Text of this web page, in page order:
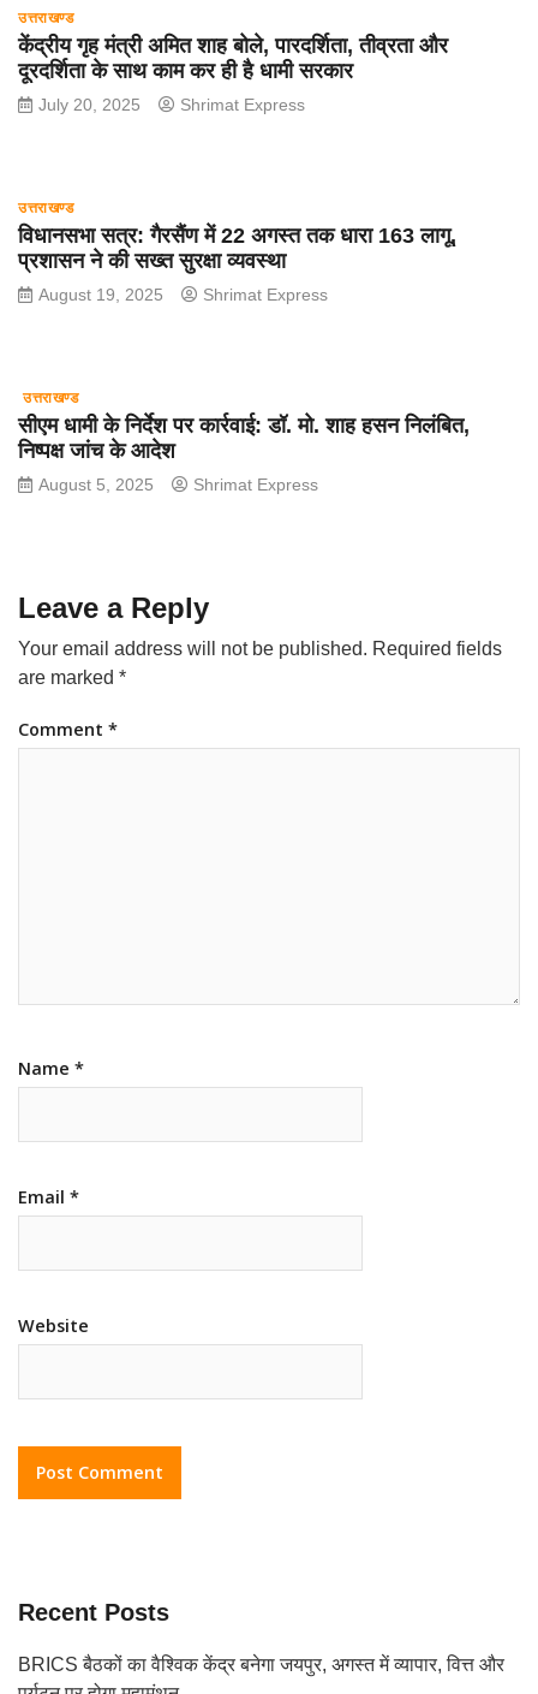
उत्तराखण्ड
केंद्रीय गृह मंत्री अमित शाह बोले, पारदर्शिता, तीव्रता और
दूरदर्शिता के साथ काम कर ही है धामी सरकार
July 20, 2025 Shrimat Express
उत्तराखण्ड
विधानसभा सत्र: गैरसैंण में 22 अगस्त तक धारा 163 लागू,
प्रशासन ने की सख्त सुरक्षा व्यवस्था
August 19, 2025 Shrimat Express
उत्तराखण्ड
सीएम धामी के निर्देश पर कार्रवाई: डॉ. मो. शाह हसन निलंबित,
निष्पक्ष जांच के आदेश
August 5, 2025 Shrimat Express
Leave a Reply
Your email address will not be published. Required fields
are marked *
Comment *
Name *
Email *
Website
Recent Posts
BRICS बैठकों का वैश्विक केंद्र बनेगा जयपुर, अगस्त में व्यापार, वित्त और